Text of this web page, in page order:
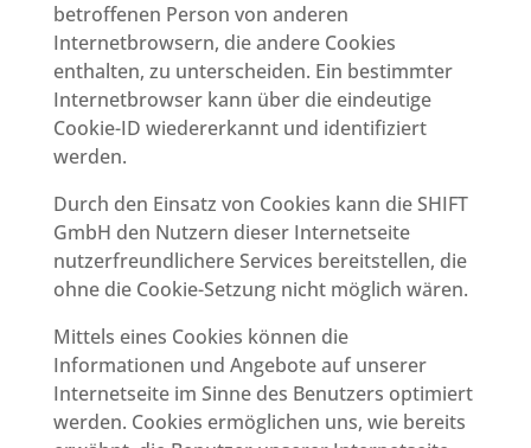
betroffenen Person von anderen
Internetbrowsern, die andere Cookies
enthalten, zu unterscheiden. Ein bestimmter
Internetbrowser kann über die eindeutige
Cookie-ID wiedererkannt und identifiziert
werden.
Durch den Einsatz von Cookies kann die SHIFT
GmbH den Nutzern dieser Internetseite
nutzerfreundlichere Services bereitstellen, die
ohne die Cookie-Setzung nicht möglich wären.
Mittels eines Cookies können die
Informationen und Angebote auf unserer
Internetseite im Sinne des Benutzers optimiert
werden. Cookies ermöglichen uns, wie bereits